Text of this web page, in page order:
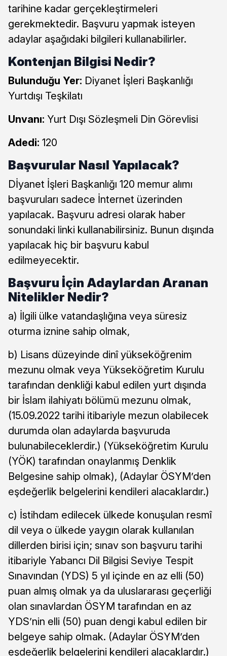
tarihine kadar gerçekleştirmeleri
gerekmektedir. Başvuru yapmak isteyen
adaylar aşağıdaki bilgileri kullanabilirler.
Kontenjan Bilgisi Nedir?
Bulunduğu Yer: Diyanet İşleri Başkanlığı
Yurtdışı Teşkilatı
Unvanı: Yurt Dışı Sözleşmeli Din Görevlisi
Adedi: 120
Başvurular Nasıl Yapılacak?
Dİyanet İşleri Başkanlığı 120 memur alımı
başvuruları sadece İnternet üzerinden
yapılacak. Başvuru adresi olarak haber
sonundaki linki kullanabilirsiniz. Bunun dışında
yapılacak hiç bir başvuru kabul
edilmeyecektir.
Başvuru İçin Adaylardan Aranan
Nitelikler Nedir?
a) İlgili ülke vatandaşlığına veya süresiz
oturma iznine sahip olmak,
b) Lisans düzeyinde dinî yükseköğrenim
mezunu olmak veya Yükseköğretim Kurulu
tarafından denkliği kabul edilen yurt dışında
bir İslam ilahiyatı bölümü mezunu olmak,
(15.09.2022 tarihi itibariyle mezun olabilecek
durumda olan adaylarda başvuruda
bulunabileceklerdir.) (Yükseköğretim Kurulu
(YÖK) tarafından onaylanmış Denklik
Belgesine sahip olmak), (Adaylar ÖSYM’den
eşdeğerlik belgelerini kendileri alacaklardır.)
c) İstihdam edilecek ülkede konuşulan resmî
dil veya o ülkede yaygın olarak kullanılan
dillerden birisi için; sınav son başvuru tarihi
itibariyle Yabancı Dil Bilgisi Seviye Tespit
Sınavından (YDS) 5 yıl içinde en az elli (50)
puan almış olmak ya da uluslararası geçerliği
olan sınavlardan ÖSYM tarafından en az
YDS’nin elli (50) puan dengi kabul edilen bir
belgeye sahip olmak. (Adaylar ÖSYM’den
eşdeğerlik belgelerini kendileri alacaklardır.)